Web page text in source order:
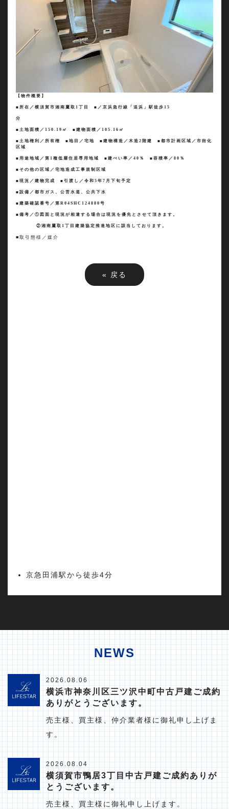
【物件概要】
■所在／横須賀市湘南鷹取1丁目 ■／京浜急行線「追浜」駅徒歩15
分
■土地面積／ 150.19 ㎡ ■建物面積／ 105.16 ㎡
■土地権利／所有権 ■地目／宅地 ■建物構造／木造 2 階建 ■都市計画区域／市街化
区域
■用途地域／第 1 種低層住居専用地域 ■建ぺい率／40％ ■ 容積率／8 0 ％
■その他の区域／宅地造成工事規制区域
■現況／建物完成 ■引渡し／令和 5 年7月下旬予定
■設備／都市ガス、公営水道、公共下水
■建築確認番号／第R04SHC124880号
■備考／①図面と現況が相違する場合は現況を優先とさせて頂きます。
②湘南鷹取1丁目建築協定推進地区に該当しております。
■取引態様／媒介
« 戻る
京急田浦駅から徒歩4分
NEWS
2026.08.06
横浜市神奈川区三ツ沢中町中古戸建ご成約
ありがとうございます。
売主様、買主様、仲介業者様に御礼申し上げま
す。
2026.08.04
横須賀市鴨居3丁目中古戸建ご成約ありが
とうございます。
売主様、買主様に御礼申し上げます。